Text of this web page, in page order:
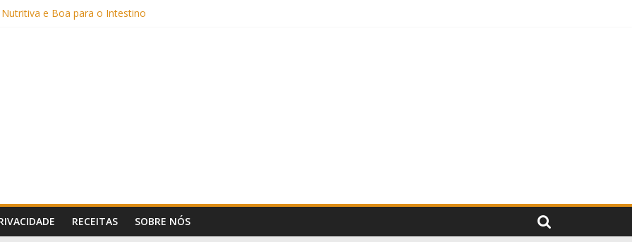
e Boa para o Intestino
(Sem Forno, Fácil e Fofinho)
Receita Prática e Deliciosa
Açúcar e com Leite Vegetal)
RECEITAS SOBRE NÓS